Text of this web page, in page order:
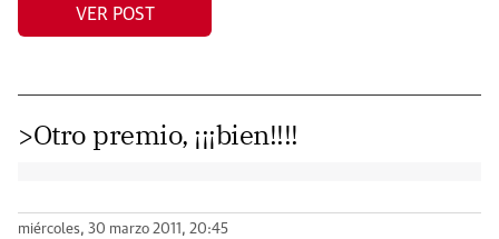
VER POST
>Otro premio, ¡¡¡bien!!!!
miércoles, 30 marzo 2011, 20:45